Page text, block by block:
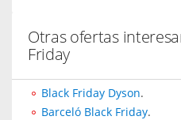
Otras ofertas
Friday
Black Friday Dyson.
Barceló Black Friday.